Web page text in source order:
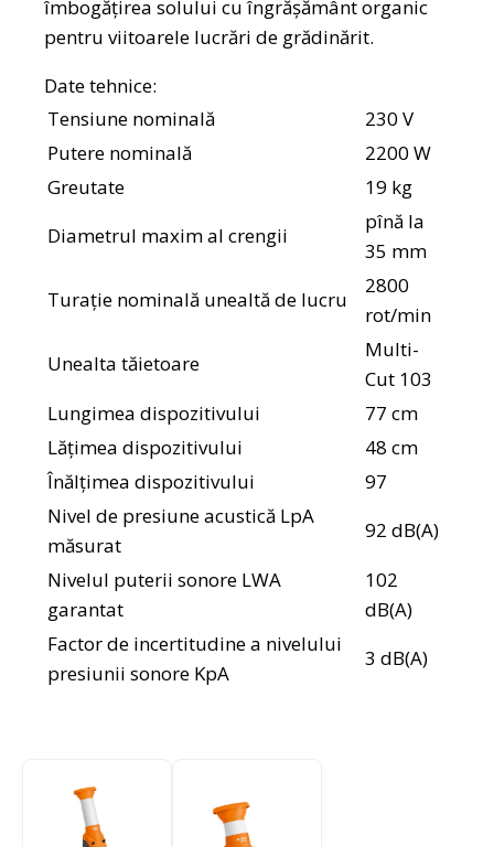
îmbogățirea solului cu îngrășământ organic
pentru viitoarele lucrări de grădinărit.
Date tehnice:
Tensiune nominală
230 V
Putere nominală
2200 W
Greutate
19 kg
Diametrul maxim al crengii
pînă la
35 mm
Turație nominală unealtă de lucru
2800
rot/min
Unealta tăietoare
Multi-
Cut 103
Lungimea dispozitivului
77 cm
Lățimea dispozitivului
48 cm
Înălțimea dispozitivului
97
Nivel de presiune acustică LpA
măsurat
92 dB(A)
Nivelul puterii sonore LWA
garantat
102
dB(A)
Factor de incertitudine a nivelului
presiunii sonore KpA
3 dB(A)